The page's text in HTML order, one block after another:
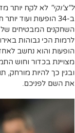
ל"צ'וקי"
השחקנים המבטיחים של
הופעות והוא נחשב
מצויינת בכדור וחוש
ובגין כך להיות
את השם לפניכם.